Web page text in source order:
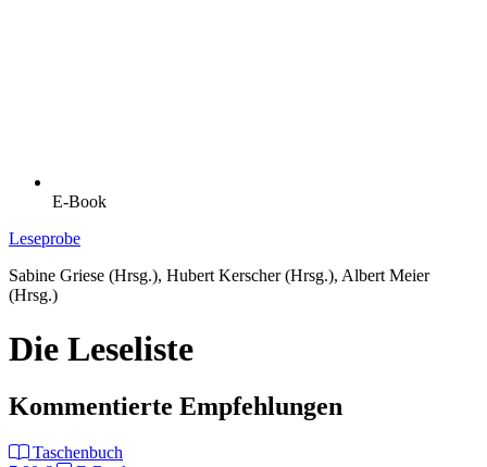
E-Book
Leseprobe
Sabine Griese (Hrsg.), Hubert Kerscher (Hrsg.), Albert Meier
(Hrsg.)
Die Leseliste
Kommentierte Empfehlungen
Taschenbuch